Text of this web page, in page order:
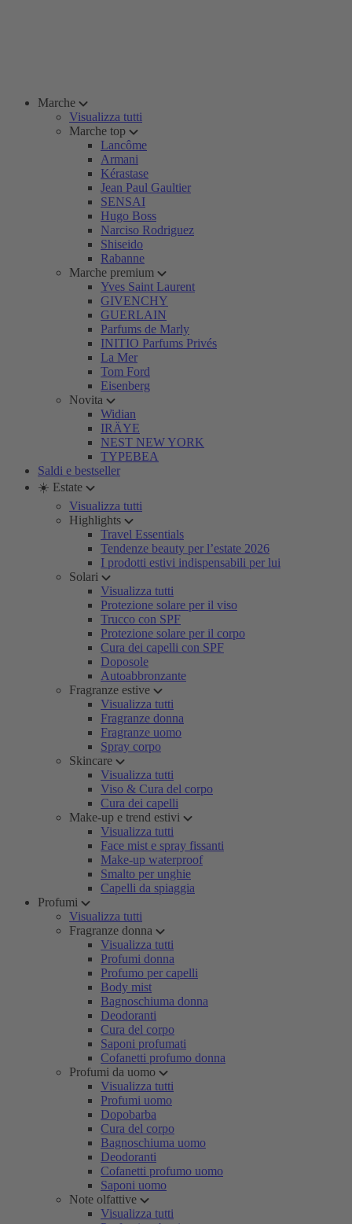
Marche
Visualizza tutti
Marche top
Lancôme
Armani
Kérastase
Jean Paul Gaultier
SENSAI
Hugo Boss
Narciso Rodriguez
Shiseido
Rabanne
Marche premium
Yves Saint Laurent
GIVENCHY
GUERLAIN
Parfums de Marly
INITIO Parfums Privés
La Mer
Tom Ford
Eisenberg
Novita
Widian
IRÄYE
NEST NEW YORK
TYPEBEA
Saldi e bestseller
☀️ Estate
Visualizza tutti
Highlights
Travel Essentials
Tendenze beauty per l’estate 2026
I prodotti estivi indispensabili per lui
Solari
Visualizza tutti
Protezione solare per il viso
Trucco con SPF
Protezione solare per il corpo
Cura dei capelli con SPF
Doposole
Autoabbronzante
Fragranze estive
Visualizza tutti
Fragranze donna
Fragranze uomo
Spray corpo
Skincare
Visualizza tutti
Viso & Cura del corpo
Cura dei capelli
Make-up e trend estivi
Visualizza tutti
Face mist e spray fissanti
Make-up waterproof
Smalto per unghie
Capelli da spiaggia
Profumi
Visualizza tutti
Fragranze donna
Visualizza tutti
Profumi donna
Profumo per capelli
Body mist
Bagnoschiuma donna
Deodoranti
Cura del corpo
Saponi profumati
Cofanetti profumo donna
Profumi da uomo
Visualizza tutti
Profumi uomo
Dopobarba
Cura del corpo
Bagnoschiuma uomo
Deodoranti
Cofanetti profumo uomo
Saponi uomo
Note olfattive
Visualizza tutti